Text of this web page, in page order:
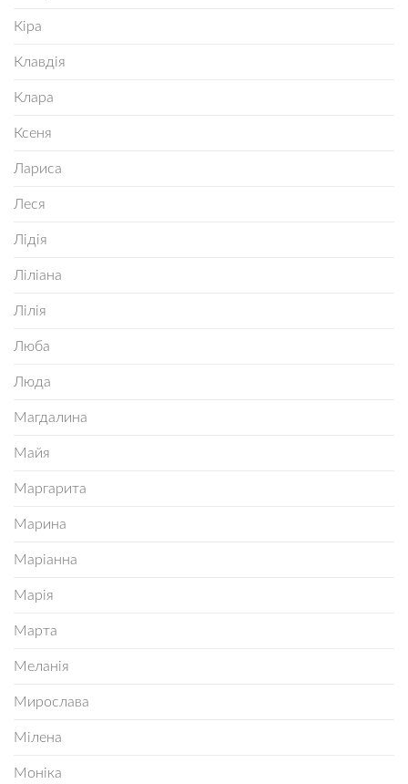
Кіра
Клавдія
Клара
Ксеня
Лариса
Леся
Лідія
Ліліана
Лілія
Люба
Люда
Магдалина
Майя
Маргарита
Марина
Маріанна
Марія
Марта
Меланія
Мирослава
Мілена
Моніка